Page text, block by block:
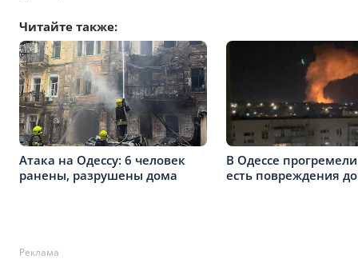
Читайте также:
Атака на Одессу: 6 человек
ранены, разрушены дома
В Одессе
есть повреждения
Реклама